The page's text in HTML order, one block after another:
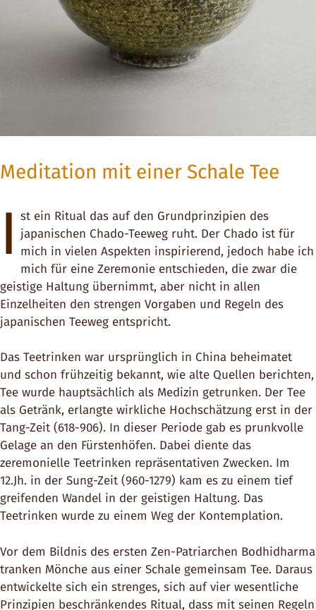
Meditation mit einer Schale Tee
I st ein Ritual das auf den Grundprinzipien des
japanischen Chado-Teeweg ruht. Der Chado ist für
mich in vielen Aspekten inspirierend, jedoch habe ich
mich für eine Zeremonie entschieden, die zwar die
geistige Haltung übernimmt, aber nicht in allen
Einzelheiten den strengen Vorgaben und Regeln des
japanischen Teeweg entspricht.
Das Teetrinken war ursprünglich in China beheimatet
und schon frühzeitig bekannt, wie alte Quellen berichten,
Tee wurde hauptsächlich als Medizin getrunken. Der Tee
als Getränk, erlangte wirkliche Hochschätzung erst in der
Tang-Zeit (618-906). In dieser Periode gab es prunkvolle
Gelage an den Fürstenhöfen. Dabei diente das
zeremonielle Teetrinken repräsentativen Zwecken. Im
12.Jh. in der Sung-Zeit (960-1279) kam es zu einem tief
greifenden Wandel in der geistigen Haltung. Das
Teetrinken wurde zu einem Weg der Kontemplation.
Vor dem Bildnis des ersten Zen-Patriarchen Bodhidharma
tranken Mönche aus einer Schale gemeinsam Tee. Daraus
entwickelte sich ein strenges, sich auf vier wesentliche
Prinzipien beschränkendes Ritual, dass mit seinen Regeln